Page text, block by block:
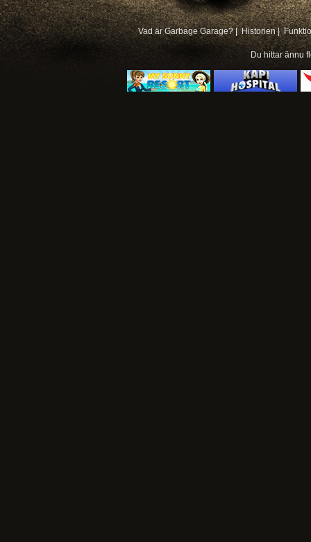
Vad är Garbage Garage? | Historien |
Du hittar ännu